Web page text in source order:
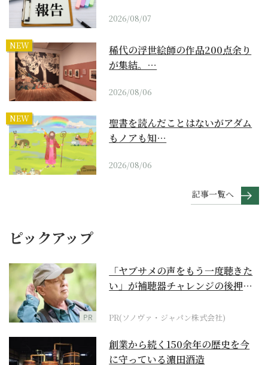
2026/08/07
NEW
稀代の浮世絵師の作品200点余り
が集結。…
2026/08/06
NEW
聖書を読んだことはないがアダム
もノアも知…
2026/08/06
記事一覧へ
ピックアップ
PR
「ヤブサメの声をもう一度聴きた
い」が補聴器チャレンジの後押し
PR(ソノヴァ・ジャパン株式会社)
創業から続く150余年の歴史を今
に守っている濵田酒造